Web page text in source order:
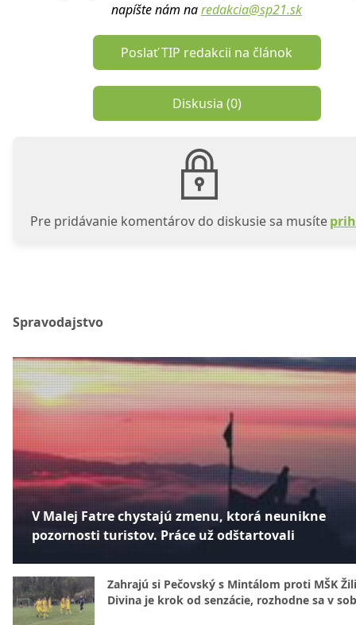
napíšte nám naredakcia@sp21.sk
Poslať TIP redakcii na článok
Diskusia (0)
Pre pridávanie komentárov do diskusie sa musíte
Spravodajstvo
V Malej Fatre chystajú zmenu, ktorá neunikne
pozornosti turistov. Práce už odštartovali
Zahrajú si Pečovský s Mintálom proti MŠK
Divina je krok od senzácie, rozhodne sa v